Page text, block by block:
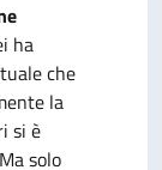
ha
che
la
si è
solo